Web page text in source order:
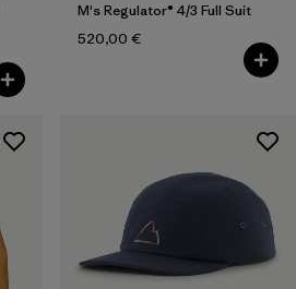
M's Regulator® 4/3 Full Suit
520,00 €